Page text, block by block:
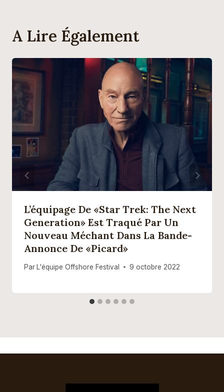
A Lire Également
L’équipage De «Star Trek: The Next
Generation» Est Traqué Par Un
Nouveau Méchant Dans La Bande-
Annonce De «Picard»
Par L'équipe Offshore Festival 9 octobre 2022